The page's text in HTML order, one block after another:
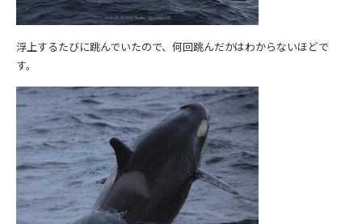
浮上するたびに跳んでいたので、何回跳んだかはわからないほどで
す。